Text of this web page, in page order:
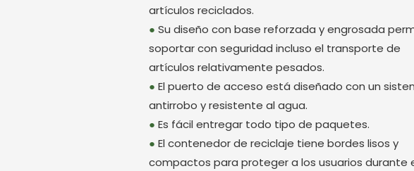
artículos reciclados.
●Su diseño con base reforzada y engrosada
soportar con seguridad incluso el transporte de
artículos relativamente pesados.
●El puerto de acceso está diseñado con un
antirrobo y resistente al agua.
●Es fácil entregar todo tipo de paquetes.
●El contenedor de reciclaje tiene bordes lisos y
compactos para proteger a los usuarios durante